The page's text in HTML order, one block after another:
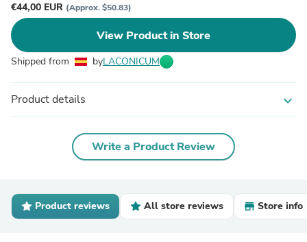
€44,00 EUR (Approx. $50.83)
View Product in Store
Shipped from byLACONICUM
Product details expand_more
Write a Product Review
Product reviews All store reviews Store info